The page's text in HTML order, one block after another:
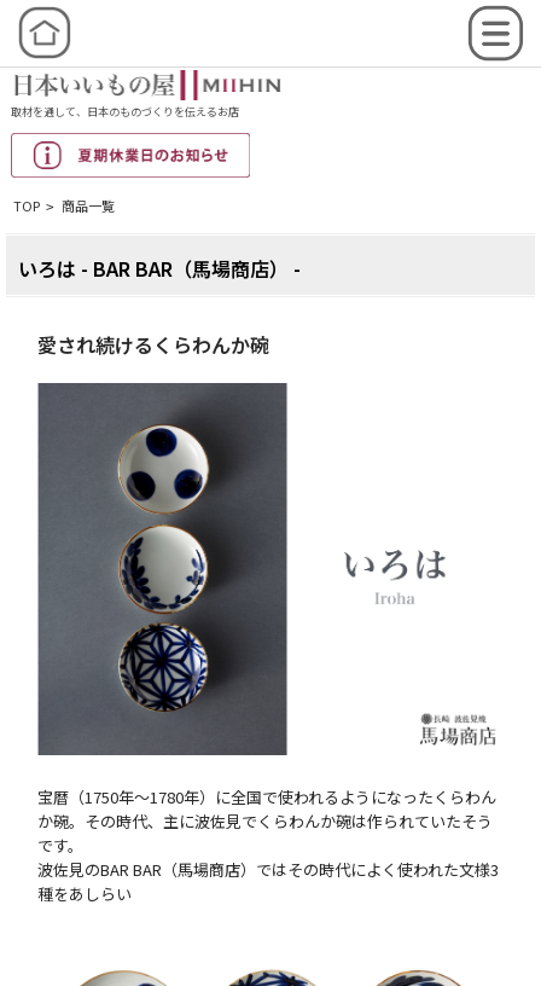
取材を通して、日本のものづくりを伝えるお店
TOP > 商品一覧
いろは - BAR BAR（馬場商店） -
愛され続けるくらわんか碗
宝暦（1750年～1780年）に全国で使われるようになったくらわん
か碗。その時代、主に波佐見でくらわんか碗は作られていたそう
です。
波佐見のBAR BAR（馬場商店）ではその時代によく使われた文様3
種をあしらい